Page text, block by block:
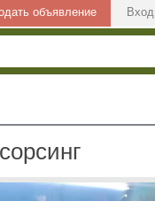
объявление Вход